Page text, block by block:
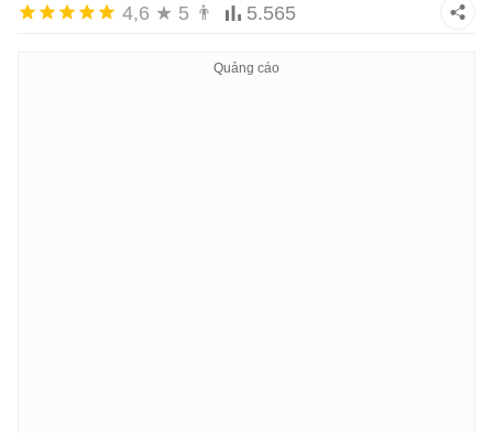
4,6 ★ 5 👨 5.565